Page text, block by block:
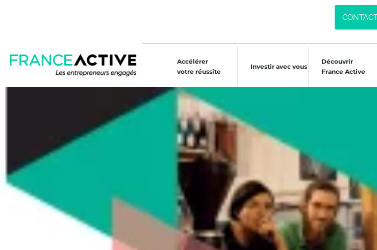
Accélérer
votre réussite
Investir avec vous
Découvrir
France Active